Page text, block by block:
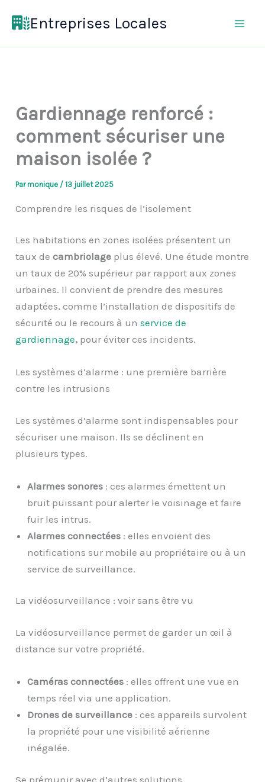
Entreprises Locales
Gardiennage renforcé :
comment sécuriser une
maison isolée ?
Parmonique /13 juillet 2025
Comprendre les risques de l’isolement
Les habitations en zones isolées présentent un
taux decambriolage plus élevé. Une étude montre
un taux de 20% supérieur par rapport aux zones
urbaines. Il convient de prendre des mesures
adaptées, comme l’installation de dispositifs de
sécurité ou le recours à unservice de
gardiennage, pour éviter ces incidents.
Les systèmes d’alarme : une première barrière
contre les intrusions
Les systèmes d’alarme sont indispensables pour
sécuriser une maison. Ils se déclinent en
plusieurs types.
Alarmes sonores : ces alarmes émettent un
bruit puissant pour alerter le voisinage et faire
fuir les intrus.
Alarmes connectées : elles envoient des
notifications sur mobile au propriétaire ou à un
service de surveillance.
La vidéosurveillance : voir sans être vu
La vidéosurveillance permet de garder un œil à
distance sur votre propriété.
Caméras connectées : elles offrent une vue en
temps réel via une application.
Drones de surveillance : ces appareils survolent
la propriété pour une visibilité aérienne
inégalée.
Se prémunir avec d’autres solutions